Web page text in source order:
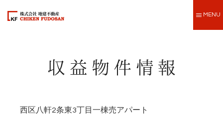
MENU
西区八軒2条東3丁目一棟売アパート